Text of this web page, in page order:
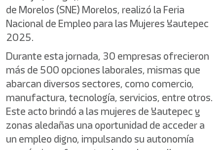
de Morelos (SNE) Morelos, realizó la Feria
Nacional de Empleo para las Mujeres Yautepec
2025.
Durante esta jornada, 30 empresas ofrecieron
más de 500 opciones laborales, mismas que
abarcan diversos sectores, como comercio,
manufactura, tecnología, servicios, entre otros.
Este acto brindó a las mujeres de Yautepec y
zonas aledañas una oportunidad de acceder a
un empleo digno, impulsando su autonomía